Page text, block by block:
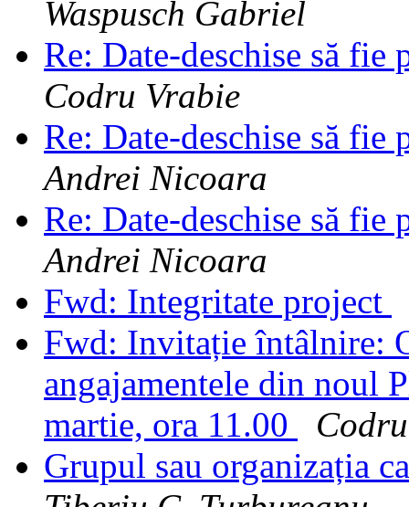
Waspusch Gabriel
Re: Date-deschise să fie
Codru Vrabie
Re: Date-deschise să fie
Andrei Nicoara
Re: Date-deschise să fie
Andrei Nicoara
Fwd: Integritate project
Fwd: Invitație întâlnire:
angajamentele din noul
martie, ora 11.00
Grupul sau organizația